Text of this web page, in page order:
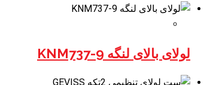
لولای بالای لنگه KNM737-9